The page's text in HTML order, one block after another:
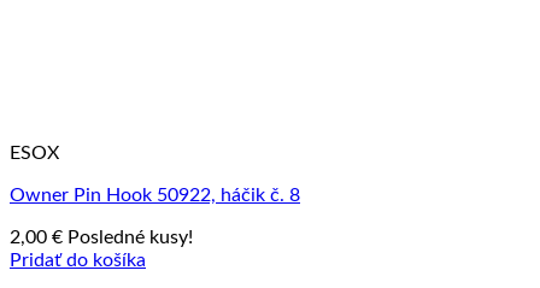
ESOX
Owner Pin Hook 50922, háčik č. 8
2,00 € Posledné kusy!
Pridať do košíka